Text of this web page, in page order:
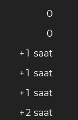
0
0
+ 1 saat
+ 1 saat
+ 1 saat
+2 saat